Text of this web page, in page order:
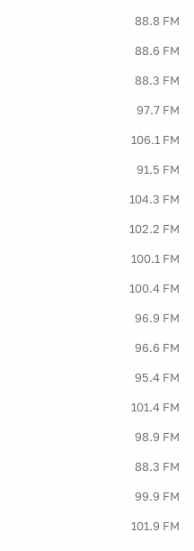
88.8 FM
88.6 FM
88.3 FM
97.7 FM
106.1 FM
91.5 FM
104.3 FM
102.2 FM
100.1 FM
100.4 FM
96.9 FM
96.6 FM
95.4 FM
101.4 FM
98.9 FM
88.3 FM
99.9 FM
101.9 FM